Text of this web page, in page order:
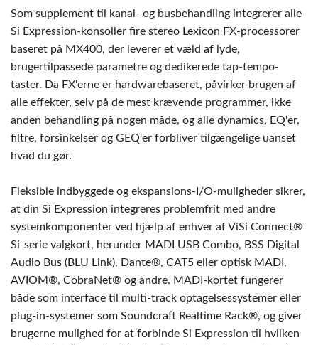
Som supplement til kanal- og busbehandling integrerer alle
Si Expression-konsoller fire stereo Lexicon FX-processorer
baseret på MX400, der leverer et væld af lyde,
brugertilpassede parametre og dedikerede tap-tempo-
taster. Da FX'erne er hardwarebaseret, påvirker brugen af
alle effekter, selv på de mest krævende programmer, ikke
anden behandling på nogen måde, og alle dynamics, EQ'er,
filtre, forsinkelser og GEQ'er forbliver tilgængelige uanset
hvad du gør.
Fleksible indbyggede og ekspansions-I/O-muligheder sikrer,
at din Si Expression integreres problemfrit med andre
systemkomponenter ved hjælp af enhver af ViSi Connect®
Si-serie valgkort, herunder MADI USB Combo, BSS Digital
Audio Bus (BLU Link), Dante®, CAT5 eller optisk MADI,
AVIOM®, CobraNet® og andre. MADI-kortet fungerer
både som interface til multi-track optagelsessystemer eller
plug-in-systemer som Soundcraft Realtime Rack®, og giver
brugerne mulighed for at forbinde Si Expression til hvilken